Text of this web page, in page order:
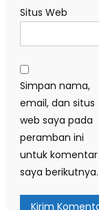
Situs Web
Simpan nama,
email, dan situs
web saya pada
peramban ini
untuk komentar
saya berikutnya.